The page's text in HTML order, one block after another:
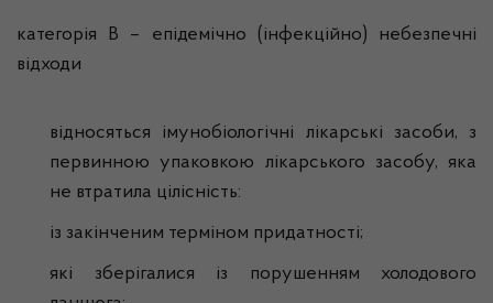
категорія В – епідемічно (інфекційно) небезпечні
відходи
відносяться імунобіологічні лікарські засоби, з
первинною упаковкою лікарського засобу, яка
не втратила цілісність:
із закінченим терміном придатності;
які зберігалися із порушенням холодового